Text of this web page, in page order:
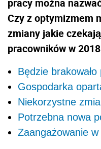
pracy można
Czy z optymizmem
zmiany jakie
pracowników w
Będzie
Gospodarka
Niekorzystne
Potrzebna nowa
Zaangażowanie